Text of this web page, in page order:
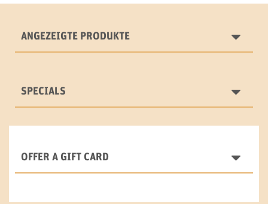
ANGEZEIGTE PRODUKTE
SPECIALS
OFFER A GIFT CARD